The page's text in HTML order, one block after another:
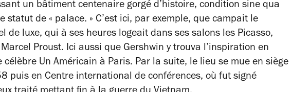
un bâtiment centenaire gorgé d’histoire, condition sine qua
statut de « palace. » C’est ici, par exemple, que campait le
de luxe, qui à ses heures logeait dans ses salons les Picasso,
Proust. Ici aussi que Gershwin y trouva l’inspiration en
célèbre Un Américain à Paris. Par la suite, le lieu se mue en siège
puis en Centre international de conférences, où fut signé